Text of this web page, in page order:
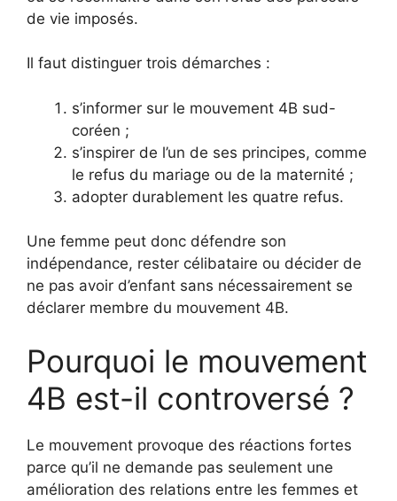
de vie imposés.
Il faut distinguer trois démarches :
s’informer sur le mouvement 4B sud-
coréen ;
s’inspirer de l’un de ses principes, comme
le refus du mariage ou de la maternité ;
adopter durablement les quatre refus.
Une femme peut donc défendre son
indépendance, rester célibataire ou décider de
ne pas avoir d’enfant sans nécessairement se
déclarer membre du mouvement 4B.
Pourquoi le mouvement
4B est-il controversé ?
Le mouvement provoque des réactions fortes
parce qu’il ne demande pas seulement une
amélioration des relations entre les femmes et